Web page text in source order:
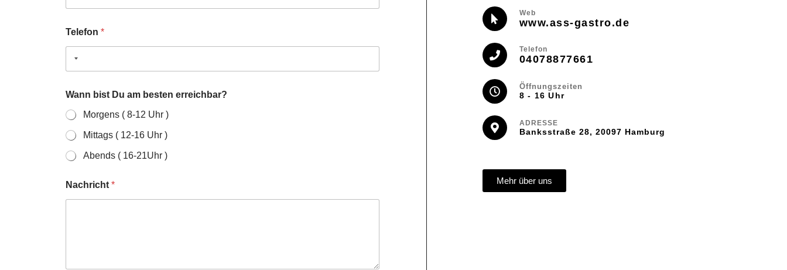
Telefon *
Wann bist Du am besten erreichbar?
Morgens ( 8-12 Uhr )
Mittags ( 12-16 Uhr )
Abends ( 16-21Uhr )
Nachricht *
Web
www.ass-gastro.de
Telefon
04078877661
Öffnungszeiten
8 - 16 Uhr
ADRESSE
Banksstraße 28, 20097 Hamburg
Mehr über uns